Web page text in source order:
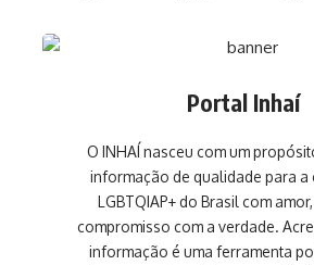
Portal Inhaí
O INHAÍ nasceu com um
informação de qualidade para a
LGBTQIAP+ do Brasil com
compromisso com a verdade.
informação é uma ferramenta